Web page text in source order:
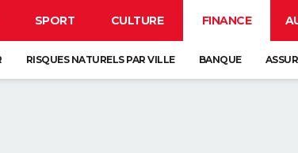
SPORT CULTURE FINANCE
RISQUES NATURELS PAR VILLE BANQUE